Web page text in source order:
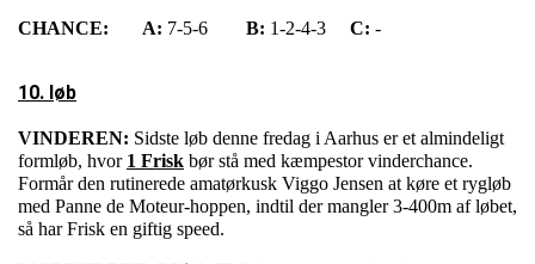
CHANCE: A: 7-5-6 B: 1-2-4-3 C: -
10. løb
VINDEREN: Sidste løb denne fredag i Aarhus er et almindeligt
formløb, hvor 1 Frisk bør stå med kæmpestor vinderchance.
Formår den rutinerede amatørkusk Viggo Jensen at køre et rygløb
med Panne de Moteur-hoppen, indtil der mangler 3-400m af løbet,
så har Frisk en giftig speed.